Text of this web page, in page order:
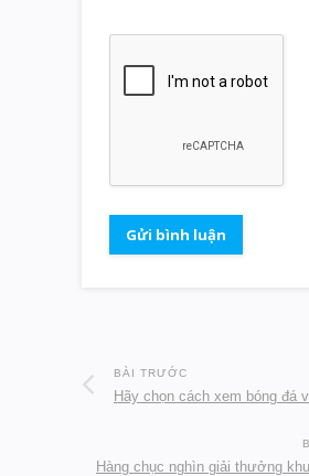
BÀI TRƯỚC
Hãy chọn cách xem bóng đá
Hàng chục nghìn giải thưởng